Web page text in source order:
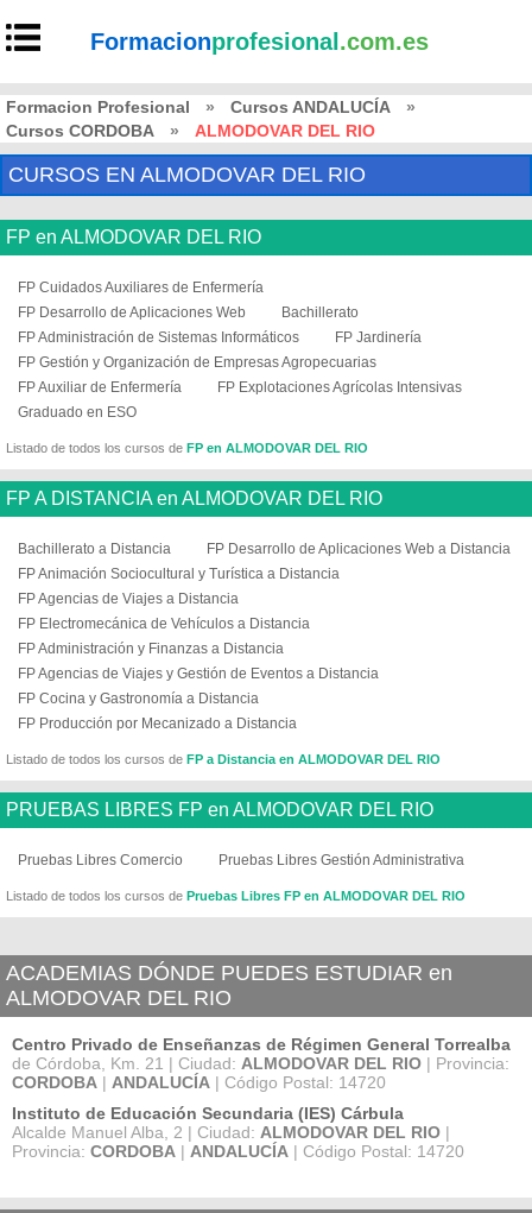
Formacionprofesional .com.es
Formacion Profesional » Cursos ANDALUCÍA
»
Cursos CORDOBA
» ALMODOVAR DEL RIO
CURSOS EN ALMODOVAR DEL RIO
FP en ALMODOVAR DEL RIO
FP Cuidados Auxiliares de Enfermería
FP Desarrollo de Aplicaciones Web
Bachillerato
FP Administración de Sistemas Informáticos
FP Jardinería
FP Gestión y Organización de Empresas Agropecuarias
FP Auxiliar de Enfermería
FP Explotaciones Agrícolas Intensivas
Graduado en ESO
Listado de todos los cursos de FP en ALMODOVAR DEL RIO
FP A DISTANCIA en ALMODOVAR DEL RIO
Bachillerato a Distancia
FP Desarrollo de Aplicaciones Web a Distancia
FP Animación Sociocultural y Turística a Distancia
FP Agencias de Viajes a Distancia
FP Electromecánica de Vehículos a Distancia
FP Administración y Finanzas a Distancia
FP Agencias de Viajes y Gestión de Eventos a Distancia
FP Cocina y Gastronomía a Distancia
FP Producción por Mecanizado a Distancia
Listado de todos los cursos de FP a Distancia en ALMODOVAR DEL RIO
PRUEBAS LIBRES FP en ALMODOVAR DEL RIO
Pruebas Libres Comercio Pruebas Libres Gestión Administrativa
Listado de todos los cursos de Pruebas Libres FP en ALMODOVAR DEL RIO
ACADEMIAS DÓNDE PUEDES ESTUDIAR en
ALMODOVAR DEL RIO
Centro Privado de Enseñanzas de Régimen General Torrealba
de Córdoba, Km. 21 | Ciudad: ALMODOVAR DEL RIO | Provincia:
CORDOBA | ANDALUCÍA | Código Postal: 14720
Instituto de Educación Secundaria (IES) Cárbula
Alcalde Manuel Alba, 2 | Ciudad: ALMODOVAR DEL RIO |
Provincia: CORDOBA | ANDALUCÍA | Código Postal: 14720